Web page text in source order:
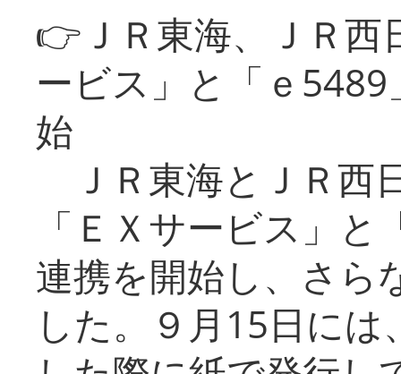
👉ＪＲ東海、ＪＲ
ービス」と「ｅ
始
ＪＲ東海とＪＲ西
「ＥＸサービス」
連携を開始し、さら
した。９月15日に